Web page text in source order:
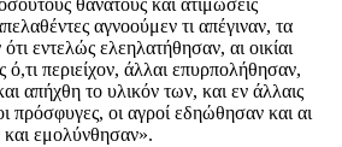
θανάτους και ατιμώσεις
αγνοούμεν τι απέγιναν, τα
εντελώς ελεηλατήθησαν, αι οικίαι
περιείχον, άλλαι επυρπολήθησαν,
απήχθη το υλικόν των, και εν άλλαις
πρόσφυγες, οι αγροί εδηώθησαν και αι
εμολύνθησαν».